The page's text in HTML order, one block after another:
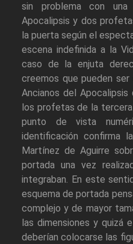
sin problema con una
Apocalipsis y dos
la puerta según el
escena indefinida a la
caso de la enjuta
creemos que pueden
Ancianos del
los profetas de la
punto de vista
identificación confirma
Martínez de Aguirre
portada una vez
integraban. En este
esquema de portada
complejo y de mayor
las dimensiones y quizá
deberían colocarse las